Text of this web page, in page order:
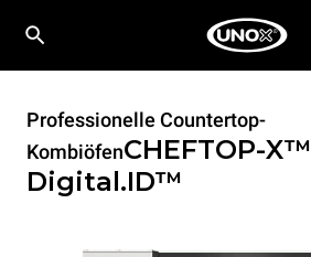
Professionelle Countertop-
KombiöfenCHEFTOP-X™
Digital.ID™